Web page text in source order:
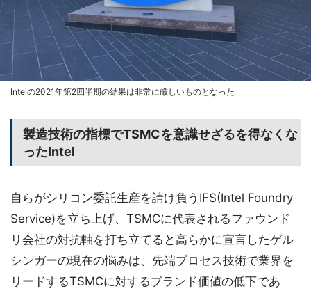
Intelの2021年第2四半期の結果は非常に厳しいものとなった
製造技術の指標でTSMCを意識せざるを得なくな
ったIntel
自らがシリコン委託生産を請け負うIFS(Intel Foundry
Service)を立ち上げ、TSMCに代表されるファウンド
リ会社の対抗軸を打ち立てると高らかに宣言したゲル
シンガーの現在の悩みは、先端プロセス技術で業界を
リードするTSMCに対するブランド価値の低下であ